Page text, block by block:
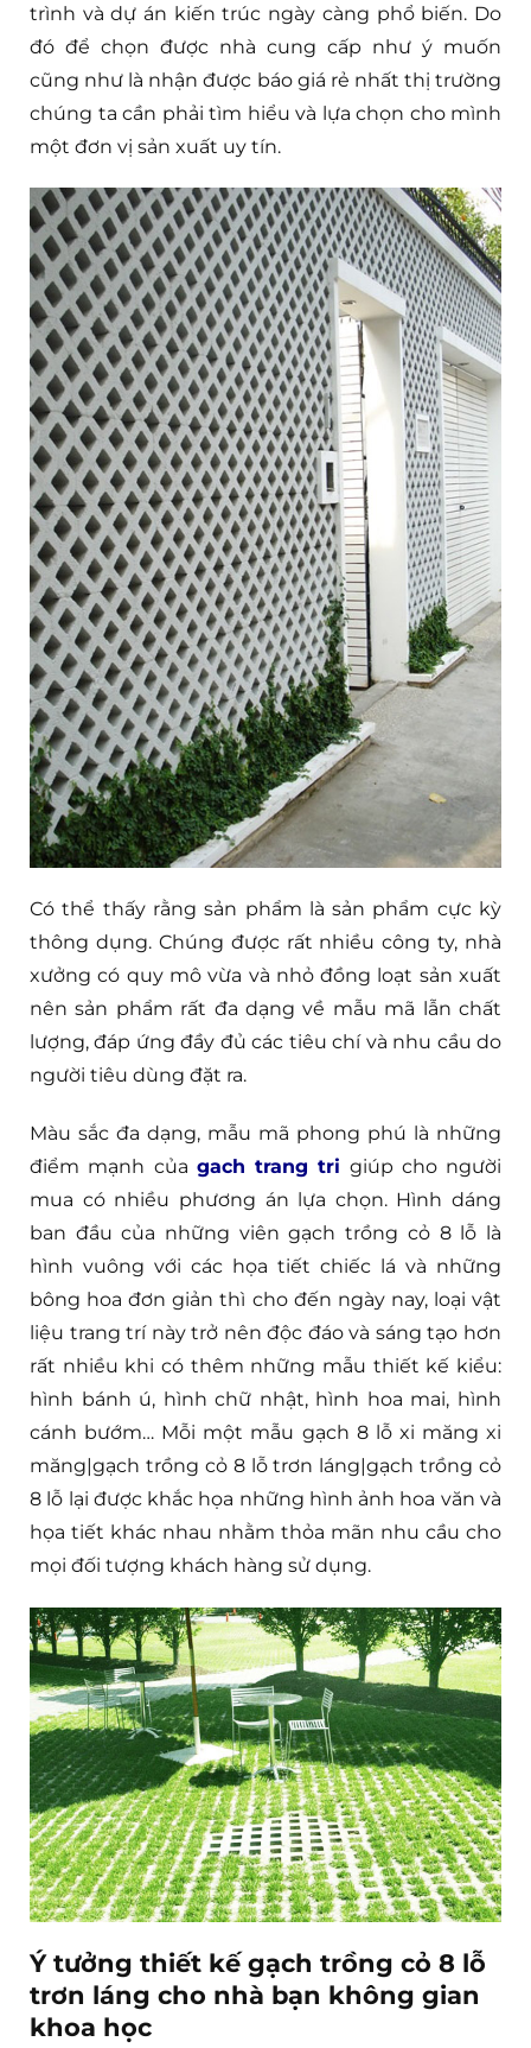
trình và dự án kiến trúc ngày càng phổ biến. Do
đó để chọn được nhà cung cấp như ý muốn
cũng như là nhận được báo giá rẻ nhất thị trường
chúng ta cần phải tìm hiểu và lựa chọn cho mình
một đơn vị sản xuất uy tín.
Có thể thấy rằng sản phẩm là sản phẩm cực kỳ
thông dụng. Chúng được rất nhiều công ty, nhà
xưởng có quy mô vừa và nhỏ đồng loạt sản xuất
nên sản phẩm rất đa dạng về mẫu mã lẫn chất
lượng, đáp ứng đầy đủ các tiêu chí và nhu cầu do
người tiêu dùng đặt ra.
Màu sắc đa dạng, mẫu mã phong phú là những
điểm mạnh của gach trang tri giúp cho người
mua có nhiều phương án lựa chọn. Hình dáng
ban đầu của những viên gạch trồng cỏ 8 lỗ là
hình vuông với các họa tiết chiếc lá và những
bông hoa đơn giản thì cho đến ngày nay, loại vật
liệu trang trí này trở nên độc đáo và sáng tạo hơn
rất nhiều khi có thêm những mẫu thiết kế kiểu:
hình bánh ú, hình chữ nhật, hình hoa mai, hình
cánh bướm… Mỗi một mẫu gạch 8 lỗ xi măng xi
măng|gạch trồng cỏ 8 lỗ trơn láng|gạch trồng cỏ
8 lỗ lại được khắc họa những hình ảnh hoa văn và
họa tiết khác nhau nhằm thỏa mãn nhu cầu cho
mọi đối tượng khách hàng sử dụng.
Ý tưởng thiết kế gạch trồng cỏ 8 lỗ
trơn láng cho nhà bạn không gian
khoa học